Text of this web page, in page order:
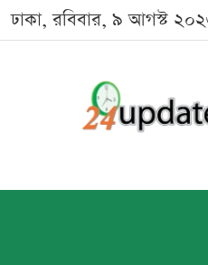
ঢাকা, রবিবার, ৯ আগস্ট